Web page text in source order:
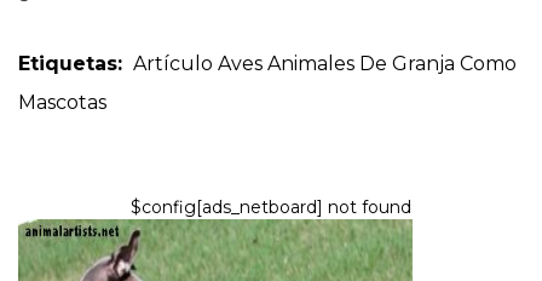
Etiquetas: Artículo Aves Animales De Granja Como
Mascotas
$config[ads_netboard] not found